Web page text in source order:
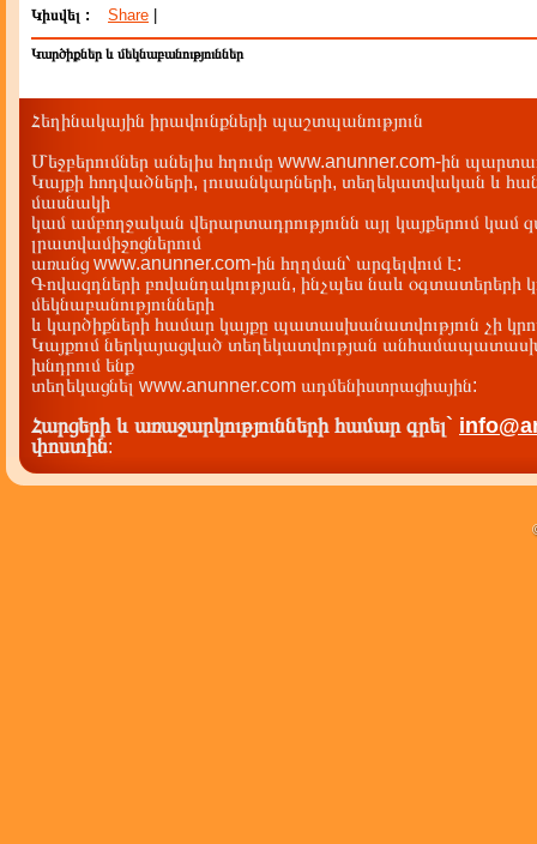
Կիսվել : Share
Կարծիքներ և մեկնաբանություններ
Հեղինակային իրավունքների պաշտպանություն
Մեջբերումներ անելիս հղումը www.anunner.com-ին
Կայքի հոդվածների, լուսանկարների, տեղեկատվական և
մասնակի
կամ ամբողջական վերարտադրությունն այլ կայքերում կամ
լրատվամիջոցներում
առանց www.anunner.com-ին հղղման՝ արգելվում է:
Գովազդների բովանդակության, ինչպես նաև օգտատերերի
մեկնաբանությունների
և կարծիքների համար կայքը պատասխանատվություն չի
Կայքում ներկայացված տեղեկատվության
խնդրում ենք
տեղեկացնել www.anunner.com ադմենիստրացիային:
Հարցերի և առաջարկությունների համար գրել`
փոստին: